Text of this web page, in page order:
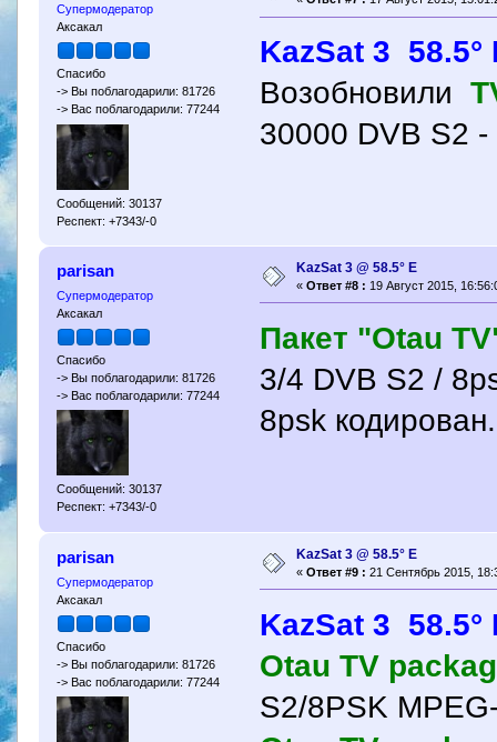
Супермодератор
Аксакал
Спасибо
-> Вы поблагодарили: 81726
-> Вас поблагодарили: 77244
Сообщений: 30137
Респект: +7343/-0
KazSat 3 58.5°
Возобновили
30000 DVB S2
parisan
Супермодератор
Аксакал
Спасибо
-> Вы поблагодарили: 81726
-> Вас поблагодарили: 77244
Сообщений: 30137
Респект: +7343/-0
KazSat 3 @ 58.5° Е
« Ответ #8 : 19 Август 2015,
Пакет "Otau
3/4 DVB S2 /
8psk кодирован.
parisan
Супермодератор
Аксакал
Спасибо
-> Вы поблагодарили: 81726
-> Вас поблагодарили: 77244
KazSat 3 @ 58.5° Е
« Ответ #9 : 21 Сентябрь 2015,
KazSat 3 58.5°
Otau TV
S2/8PSK